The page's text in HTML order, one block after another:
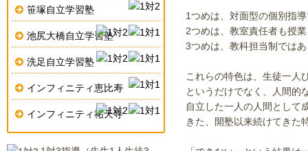
1つめは、対面型の個別指
2つめは、教室責任者も授
3つめは、教科担当制では
これらの特色は、生徒一人
というだけでなく、人間的
自立した一人の人間として
きた、開塾以来続けてきた
笹塚自立学習塾
池尻大橋自立学習塾
洗足自立学習塾
インフィニティ恵比寿
インフィニティ祐天寺